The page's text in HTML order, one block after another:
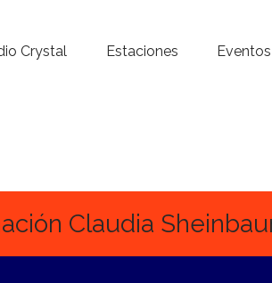
Crystal Estaciones Eventos
Noticias
Para ti
Claudia